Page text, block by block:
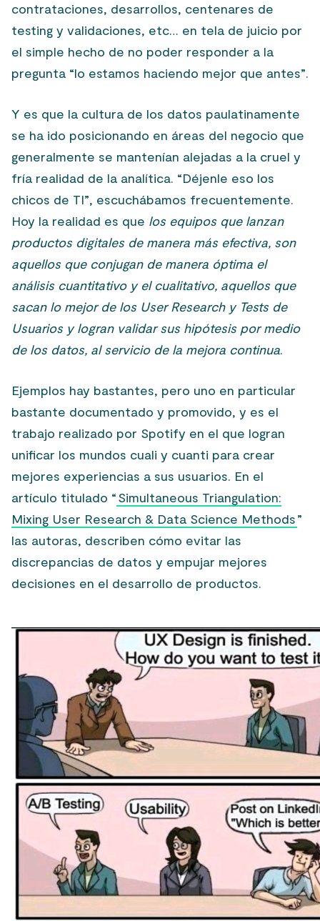
contrataciones, desarrollos, centenares de
testing y validaciones, etc… en tela de juicio por
el simple hecho de no poder responder a la
pregunta “lo estamos haciendo mejor que antes”.
Y es que la cultura de los datos paulatinamente
se ha ido posicionando en áreas del negocio que
generalmente se mantenían alejadas a la cruel y
fría realidad de la analítica. “Déjenle eso los
chicos de TI”, escuchábamos frecuentemente.
Hoy la realidad es que los equipos que lanzan
productos digitales de manera más efectiva, son
aquellos que conjugan de manera óptima el
análisis cuantitativo y el cualitativo, aquellos que
sacan lo mejor de los User Research y Tests de
Usuarios y logran validar sus hipótesis por medio
de los datos, al servicio de la mejora continua.
Ejemplos hay bastantes, pero uno en particular
bastante documentado y promovido, y es el
trabajo realizado por Spotify en el que logran
unificar los mundos cuali y cuanti para crear
mejores experiencias a sus usuarios. En el
artículo titulado “Simultaneous Triangulation:
Mixing User Research & Data Science Methods”
las autoras, describen cómo evitar las
discrepancias de datos y empujar mejores
decisiones en el desarrollo de productos.